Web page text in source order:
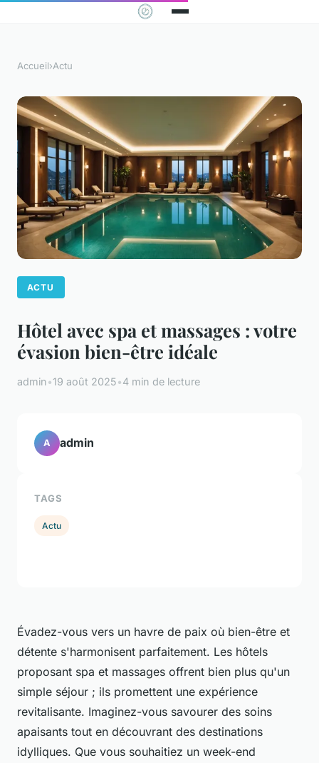
Accueil›Actu
ACTU
Hôtel avec spa et massages : votre
évasion bien-être idéale
admin•19 août 2025•4 min de lecture
Évadez-vous vers un havre de paix où bien-être et
détente s'harmonisent parfaitement. Les hôtels
proposant spa et massages offrent bien plus qu'un
simple séjour ; ils promettent une expérience
revitalisante. Imaginez-vous savourer des soins
apaisants tout en découvrant des destinations
idylliques. Que vous souhaitiez un week-end
A admin
TAGS
Actu